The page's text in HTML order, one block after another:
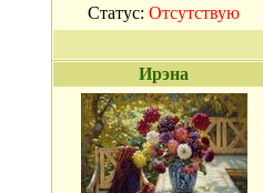
Статус: Отсутствую
Ирэна